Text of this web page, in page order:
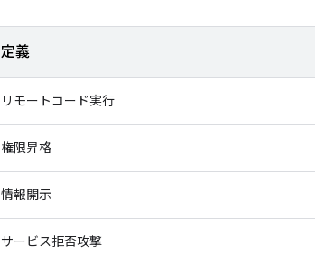
定義
リモートコード実行
権限昇格
情報開示
サービス拒否攻撃